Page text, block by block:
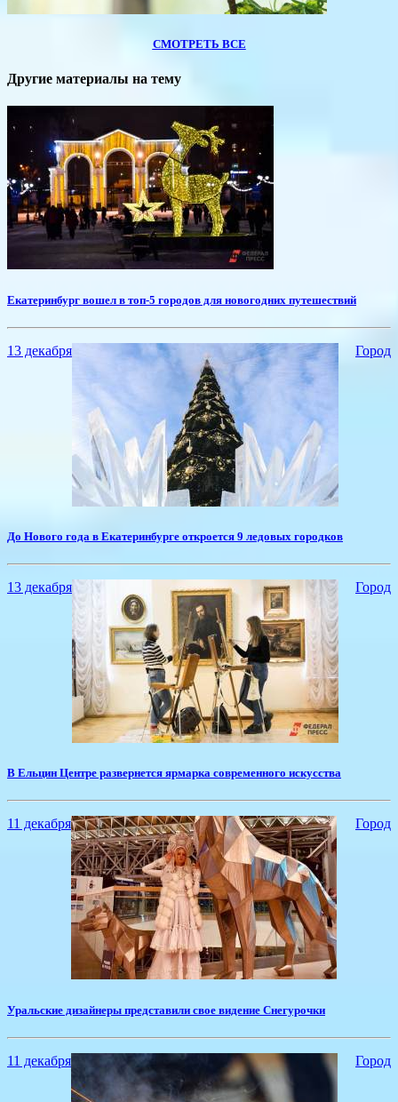
СМОТРЕТЬ ВСЕ
Другие материалы на тему
Екатеринбург вошел в топ-5 городов для новогодних путешествий
13 декабря Город
До Нового года в Екатеринбурге откроется 9 ледовых городков
13 декабря Город
В Ельцин Центре развернется ярмарка современного искусства
11 декабря Город
Уральские дизайнеры представили свое видение Снегурочки
11 декабря Город